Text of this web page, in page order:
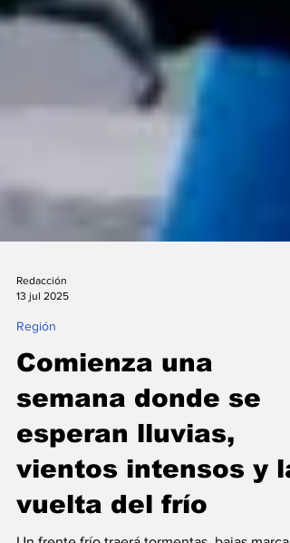
13 jul 2025
Región
Comienza una
semana donde se
esperan lluvias,
vientos intensos y la